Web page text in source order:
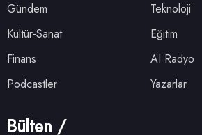
Gündem
Teknoloji
Kültür-Sanat
Eğitim
Finans
AI Radyo
Podcastler
Yazarlar
Bülten /